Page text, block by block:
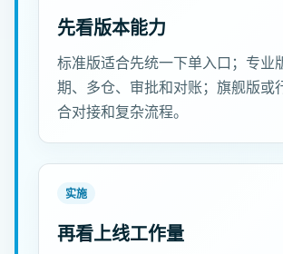
先看版本能力
标准版适合先统一下单入口；专业
期、多仓、审批和对账；旗舰版或
合对接和复杂流程。
实施
再看上线工作量